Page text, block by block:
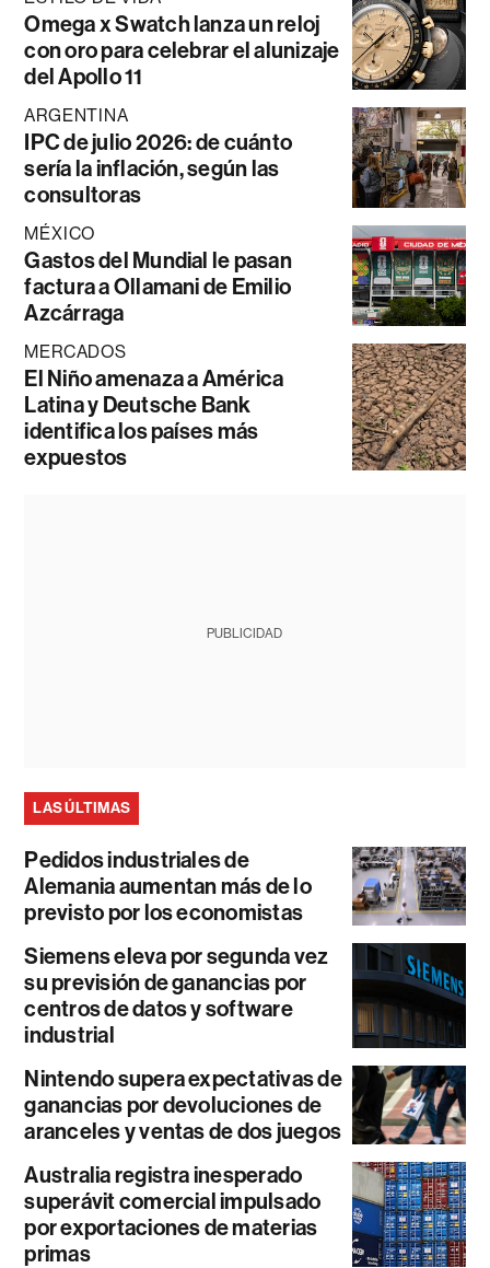
Omega x Swatch lanza un reloj
con oro para celebrar el alunizaje
del Apollo 11
ARGENTINA
IPC de julio 2026: de cuánto
sería la inflación, según las
consultoras
MÉXICO
Gastos del Mundial le pasan
factura a Ollamani de Emilio
Azcárraga
MERCADOS
El Niño amenaza a América
Latina y Deutsche Bank
identifica los países más
expuestos
PUBLICIDAD
LAS ÚLTIMAS
Pedidos industriales de
Alemania aumentan más de lo
previsto por los economistas
Siemens eleva por segunda vez
su previsión de ganancias por
centros de datos y software
industrial
Nintendo supera expectativas de
ganancias por devoluciones de
aranceles y ventas de dos juegos
Australia registra inesperado
superávit comercial impulsado
por exportaciones de materias
primas